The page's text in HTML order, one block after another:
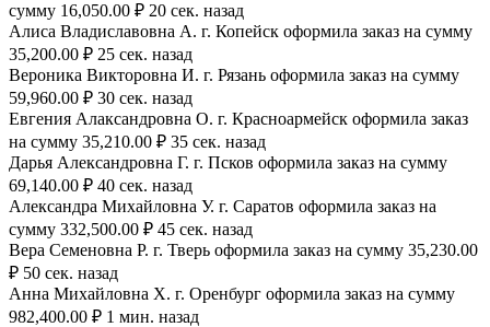
сумму 16,050.00 ₽ 20 сек. назад
Алиса Владиславовна А. г. Копейск оформила заказ на сумму
35,200.00 ₽ 25 сек. назад
Вероника Викторовна И. г. Рязань оформила заказ на сумму
59,960.00 ₽ 30 сек. назад
Евгения Алаксандровна О. г. Красноармейск оформила заказ
на сумму 35,210.00 ₽ 35 сек. назад
Дарья Александровна Г. г. Псков оформила заказ на сумму
69,140.00 ₽ 40 сек. назад
Александра Михайловна У. г. Саратов оформила заказ на
сумму 332,500.00 ₽ 45 сек. назад
Вера Семеновна Р. г. Тверь оформила заказ на сумму 35,230.00
₽ 50 сек. назад
Анна Михайловна Х. г. Оренбург оформила заказ на сумму
982,400.00 ₽ 1 мин. назад